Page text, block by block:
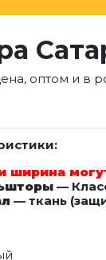
оптом и в
ширина
—
— ткань